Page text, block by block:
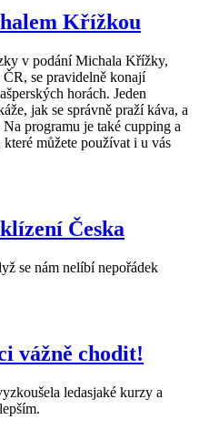
Křížkou
v podání Michala Křížky,
se pravidelně konají
horách. Jeden
jak se správně praží káva, a
programu je také cupping a
můžete používat i u vás
Česka
se nám nelíbí nepořádek
vážně chodit!
ledasjaké kurzy a